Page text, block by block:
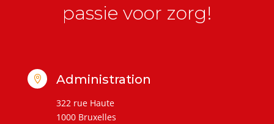
passie voor zorg!
 Administration
322 rue Haute
1000 Bruxelles